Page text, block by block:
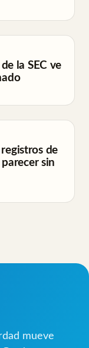
la SEC ve
de
sin
mueve